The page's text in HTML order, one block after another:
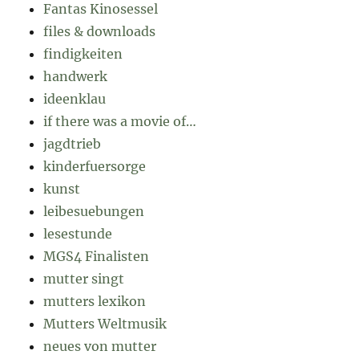
Fantas Kinosessel
files & downloads
findigkeiten
handwerk
ideenklau
if there was a movie of…
jagdtrieb
kinderfuersorge
kunst
leibesuebungen
lesestunde
MGS4 Finalisten
mutter singt
mutters lexikon
Mutters Weltmusik
neues von mutter